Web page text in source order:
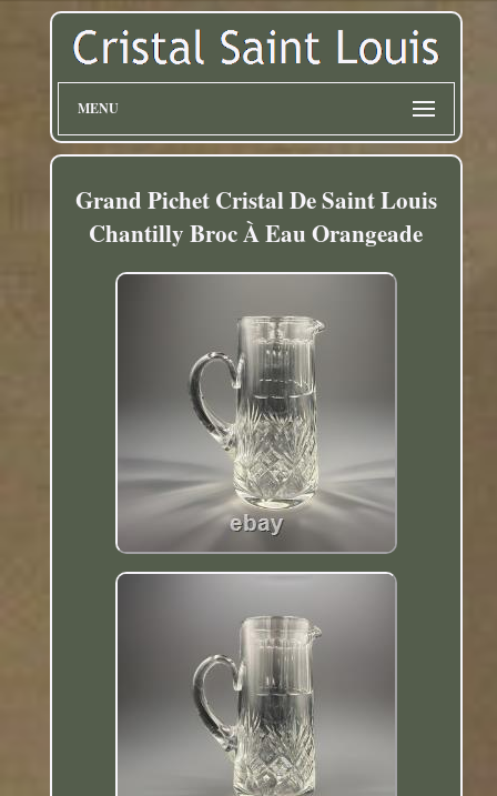
MENU
Grand Pichet Cristal De Saint Louis
Chantilly Broc À Eau Orangeade